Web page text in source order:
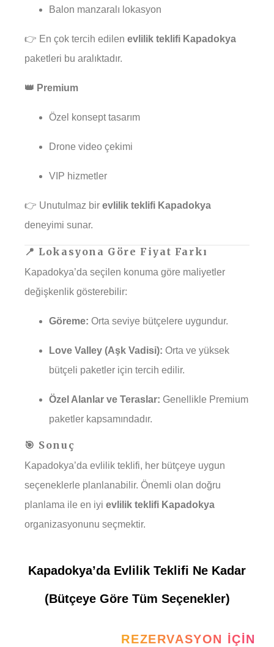
Balon manzaralı lokasyon
👉 En çok tercih edilen evlilik teklifi Kapadokya
paketleri bu aralıktadır.
👑 Premium
Özel konsept tasarım
Drone video çekimi
VIP hizmetler
👉 Unutulmaz bir evlilik teklifi Kapadokya
deneyimi sunar.
📍 Lokasyona Göre Fiyat Farkı
Kapadokya’da seçilen konuma göre maliyetler
değişkenlik gösterebilir:
Göreme: Orta seviye bütçelere uygundur.
Love Valley (Aşk Vadisi): Orta ve yüksek
bütçeli paketler için tercih edilir.
Özel Alanlar ve Teraslar: Genellikle Premium
paketler kapsamındadır.
🎯 Sonuç
Kapadokya’da evlilik teklifi, her bütçeye uygun
seçeneklerle planlanabilir. Önemli olan doğru
planlama ile en iyi evlilik teklifi Kapadokya
organizasyonunu seçmektir.
Kapadokya’da Evlilik Teklifi Ne Kadar
(Bütçeye Göre Tüm Seçenekler)
REZERVASYON İÇIN